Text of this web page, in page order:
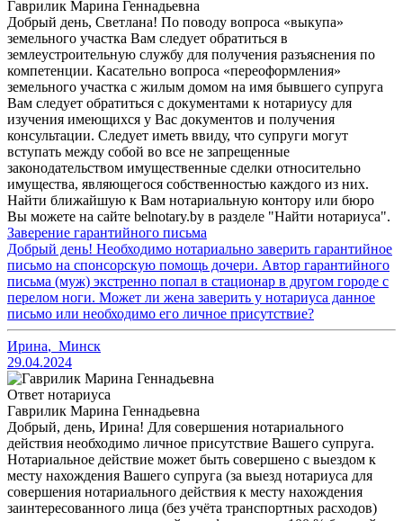
Гаврилик Марина Геннадьевна
Добрый день, Светлана! По поводу вопроса «выкупа»
земельного участка Вам следует обратиться в
землеустроительную службу для получения разъяснения по
компетенции. Касательно вопроса «переоформления»
земельного участка с жилым домом на имя бывшего супруга
Вам следует обратиться с документами к нотариусу для
изучения имеющихся у Вас документов и получения
консультации. Следует иметь ввиду, что супруги могут
вступать между собой во все не запрещенные
законодательством имущественные сделки относительно
имущества, являющегося собственностью каждого из них.
Найти ближайшую к Вам нотариальную контору или бюро
Вы можете на сайте belnotary.by в разделе "Найти нотариуса".
Заверение гарантийного письма
Добрый день! Необходимо нотариально заверить гарантийное
письмо на спонсорскую помощь дочери. Автор гарантийного
письма (муж) экстренно попал в стационар в другом городе с
перелом ноги. Может ли жена заверить у нотариуса данное
письмо или необходимо его личное присутствие?
Ирина, Минск
29.04.2024
Ответ нотариуса
Гаврилик Марина Геннадьевна
Добрый, день, Ирина! Для совершения нотариального
действия необходимо личное присутствие Вашего супруга.
Нотариальное действие может быть совершено с выездом к
месту нахождения Вашего супруга (за выезд нотариуса для
совершения нотариального действия к месту нахождения
заинтересованного лица (без учёта транспортных расходов)